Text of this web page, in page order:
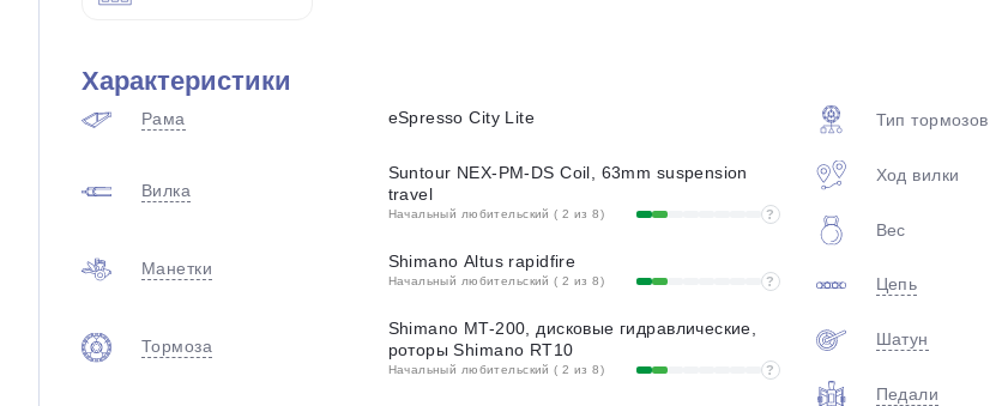
Характеристики
Рама eSpresso City Lite
Вилка
Suntour NEX-PM-DS Coil, 63mm suspension
travel
Начальный любительский ( 2 из 8) ?
Манетки Shimano Altus rapidfire
Начальный любительский ( 2 из 8) ?
Тормоза
Shimano MT-200, дисковые гидравлические,
роторы Shimano RT10
Начальный любительский ( 2 из 8) ?
Тип тормозов
Ход вилки
Вес
Цепь
Шатун
Педали
раз в 2 недели